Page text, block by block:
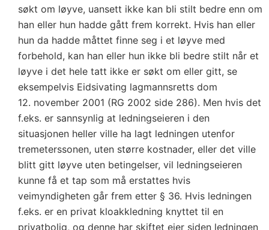
søkt om løyve, uansett ikke kan bli stilt bedre enn om
han eller hun hadde gått frem korrekt. Hvis han eller
hun da hadde måttet finne seg i et løyve med
forbehold, kan han eller hun ikke bli bedre stilt når et
løyve i det hele tatt ikke er søkt om eller gitt, se
eksempelvis Eidsivating lagmannsretts dom
12. november 2001 (RG 2002 side 286). Men hvis det
f.eks. er sannsynlig at ledningseieren i den
situasjonen heller ville ha lagt ledningen utenfor
tremeterssonen, uten større kostnader, eller det ville
blitt gitt løyve uten betingelser, vil ledningseieren
kunne få et tap som må erstattes hvis
veimyndigheten går frem etter § 36. Hvis ledningen
f.eks. er en privat kloakkledning knyttet til en
privatbolig, og denne har skiftet eier siden ledningen